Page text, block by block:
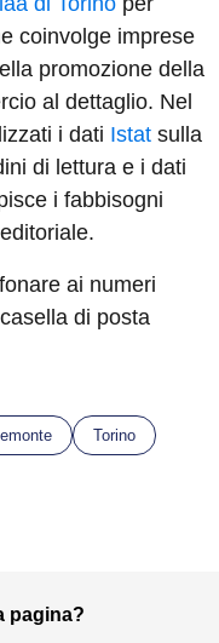
coinvolge imprese
promozione della
al dettaglio. Nel
i dati Istat sulla
di lettura e i dati
i fabbisogni
ai numeri
di posta
Torino
pagina?